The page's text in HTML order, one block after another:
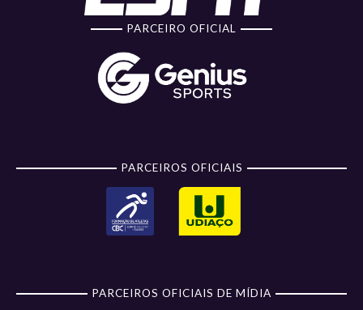
PARCEIRO OFICIAL
PARCEIROS OFICIAIS
PARCEIROS OFICIAIS DE MÍDIA